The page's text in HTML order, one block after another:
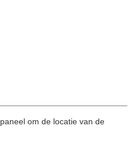
om de locatie van de